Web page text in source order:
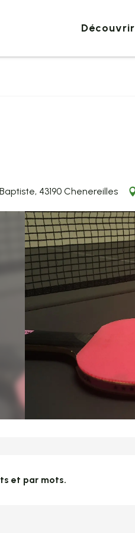
Découvrir
43190 Chenereilles
et par mots.